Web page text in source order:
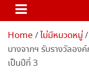
Home ไม่มีหมวดหมู่
บางจากฯ รับรางวัลอ
เป็นปีที่ 3